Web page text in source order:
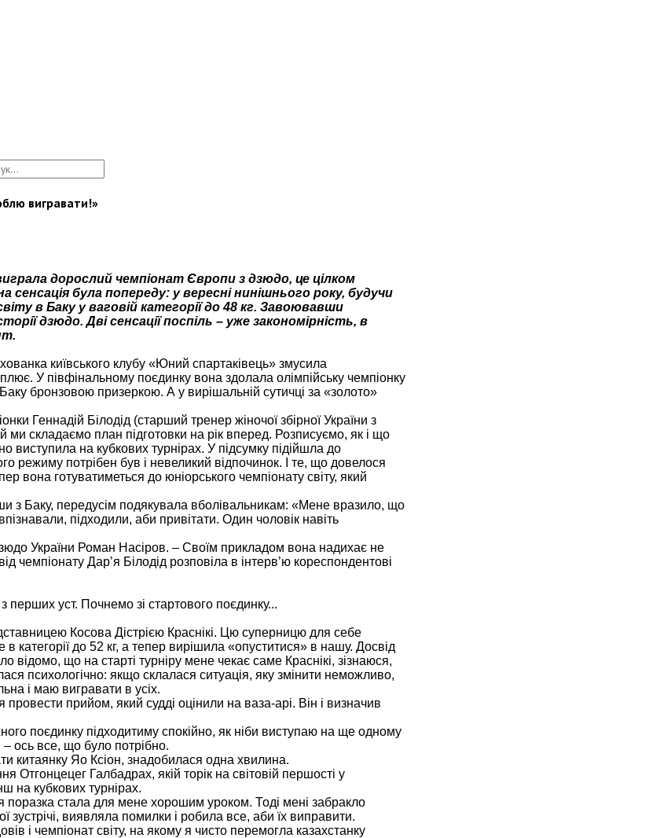
вигравати!»
дорослий чемпіонат Європи з дзюдо, це цілком
була попереду: у вересні нинішнього року, будучи
в Баку у ваговій категорії до 48 кг. Завоювавши
дзюдо. Дві сенсації поспіль – уже закономірність, в
київського клубу «Юний спартаківець» змусила
У півфінальному поєдинку вона здолала олімпійську чемпіонку
бронзовою призеркою. А у вирішальній сутичці за «золото»
Геннадій Білодід (старший тренер жіночої збірної України з
складаємо план підготовки на рік вперед. Розписуємо, як і що
виступила на кубкових турнірах. У підсумку підійшла до
режиму потрібен був і невеликий відпочинок. І те, що довелося
готуватиметься до юніорського чемпіонату світу, який
з Баку, передусім подякувала вболівальникам: «Мене вразило, що
підходили, аби привітати. Один чоловік навіть
України Роман Насіров. – Своїм прикладом вона надихає не
чемпіонату Дар’я Білодід розповіла в інтерв’ю кореспондентові
перших уст. Почнемо зі стартового поєдинку...
Косова Дістрією Краснікі. Цю суперницю для себе
до 52 кг, а тепер вирішила «опуститися» в нашу. Досвід
що на старті турніру мене чекає саме Краснікі, зізнаюся,
психологічно: якщо склалася ситуація, яку змінити неможливо,
і маю вигравати в усіх.
прийом, який судді оцінили на ваза-арі. Він і визначив
поєдинку підходитиму спокійно, як ніби виступаю на ще одному
ось все, що було потрібно.
китаянку Яо Ксіон, знадобилася одна хвилина.
Отгонцецег Галбадрах, якій торік на світовій першості у
на кубкових турнірах.
поразка стала для мене хорошим уроком. Тоді мені забракло
зустрічі, виявляла помилки і робила все, аби їх виправити.
і чемпіонат світу, на якому я чисто перемогла казахстанку